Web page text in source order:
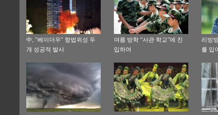
中, "베이더우" 항법위성 두
개 성공적 발사
여름 방학 “사관 학교”에 진
입하여
리빙
를 입